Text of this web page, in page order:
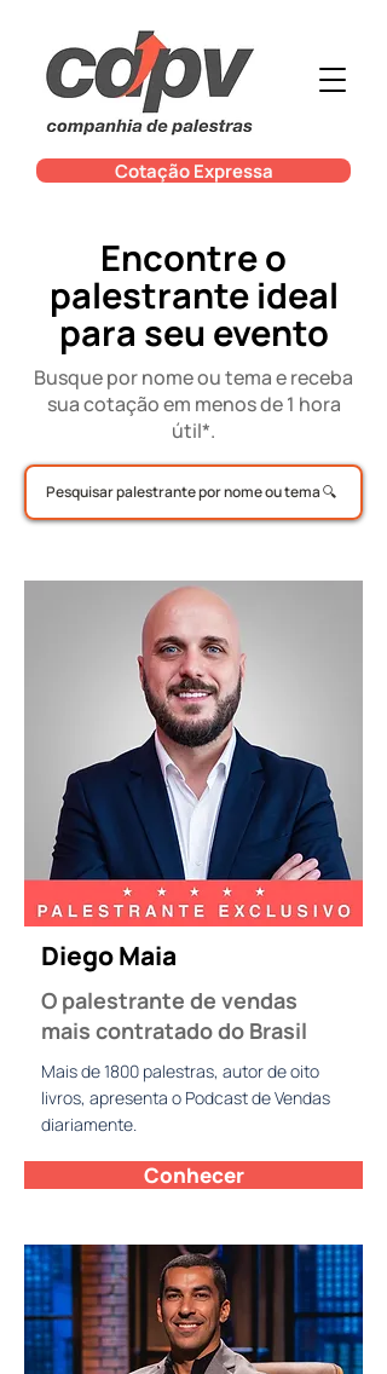
Cotação Expressa
Encontre o
palestrante ideal
para seu evento
Busque por nome ou tema e receba
sua cotação em menos de 1 hora
útil*.
Diego Maia
O palestrante de vendas
mais contratado do Brasil
Mais de 1800 palestras, autor de oito
livros, apresenta o Podcast de Vendas
diariamente.
Conhecer